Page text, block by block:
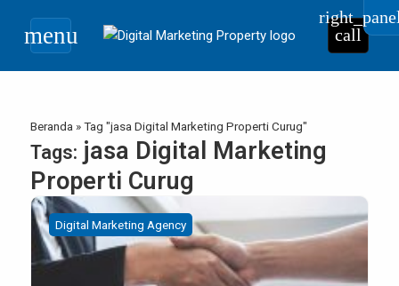
menu call
Beranda »Tag "jasa Digital Marketing Properti Curug"
Tags: jasa Digital Marketing
Properti Curug
Digital Marketing Agency